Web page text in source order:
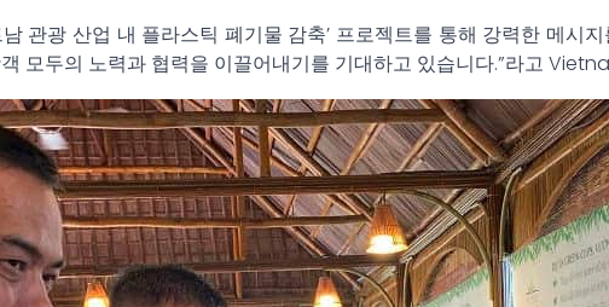
관광 산업 내 플라스틱 폐기물 감축’ 프로젝트를 통해 강력한 메시
모두의 노력과 협력을 이끌어내기를 기대하고 있습니다.”라고